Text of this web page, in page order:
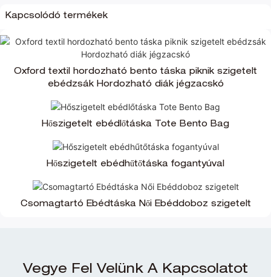
Kapcsolódó termékek
Oxford textil hordozható bento táska piknik szigetelt
ebédzsák Hordozható diák jégzacskó
Hőszigetelt ebédlőtáska Tote Bento Bag
Hőszigetelt ebédhűtőtáska fogantyúval
Csomagtartó Ebédtáska Női Ebéddoboz szigetelt
Vegye Fel Velünk A Kapcsolatot